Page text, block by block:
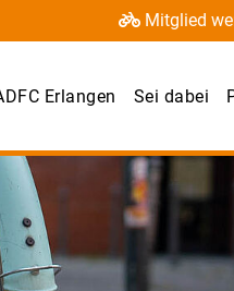
Mitglied
Erlangen Sei dabei